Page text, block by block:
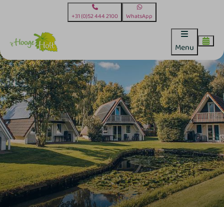
+31 (0)52 444 2100 WhatsApp
Menu